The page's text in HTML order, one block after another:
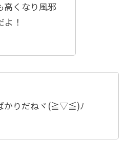
高くなり風邪
！
かりだねヾ(≧▽≦)ﾉ